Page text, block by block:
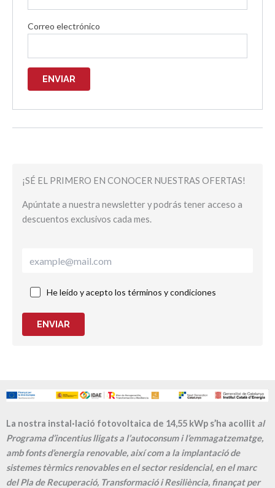
Correo electrónico
¡SÉ EL PRIMERO EN CONOCER NUESTRAS OFERTAS!
Apúntate a nuestra newsletter y podrás tener acceso a
descuentos exclusivos cada mes.
He leído y acepto los términos y condiciones
ENVIAR
La nostra instal·lació fotovoltaica de 14,55 kWp s’ha acollit al
Programa d’incentius lligats a l’autoconsum i l’emmagatzematge,
amb fonts d’energia renovable, així com a la implantació de
sistemes tèrmics renovables en el sector residencial, en el marc
del Pla de Recuperació, Transformació i Resiliència, finançat per